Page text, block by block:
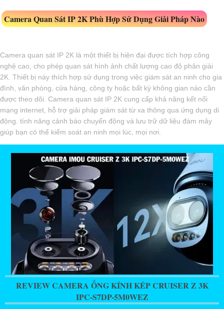
Camera Quan Sát IP 2K Phù Hợp Sử Dụng Giải Pháp Nào
Camera quan sát IP 2K là một thiết bị hiện đại được tích hợp công
nghệ cao, cho phép quan sát hình ảnh chất lượng cao độ phân giải
2K. Thiết bị này thích hợp sử dụng trong việc giám sát an ninh cho gia
đình, văn phòng, cửa hàng, công ty hoặc bất kỳ không gian nào cần
được theo dõi. Camera quan sát IP 2K cung cấp khả năng kết nối
mạng internet, hỗ trợ giải pháp giám sát từ xa thông qua ứng dụng di
động. tính năng cảnh báo chuyển động và lưu trữ dữ liệu đám mây
giúp bạn có thể kiểm soát an ninh mọi lúc, mọi nơi.
REVIEW CAMERA ỐNG KÍNH KÉP CRUISER Z 3K
IPC-S7DP-5M0WEZ